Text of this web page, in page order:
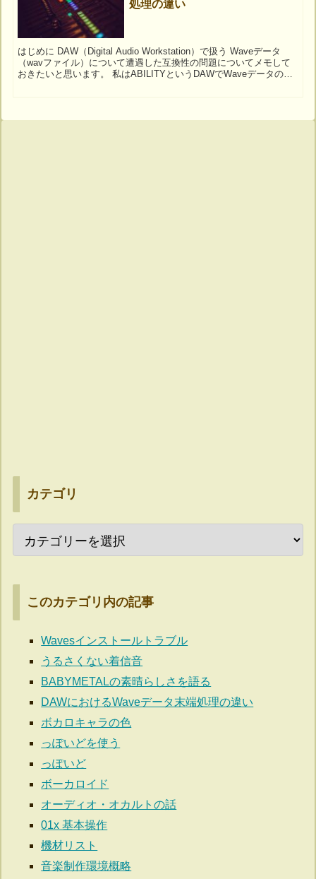
処理の違い
はじめに DAW（Digital Audio Workstation）で扱う Waveデータ
（wavファイル）について遭遇した互換性の問題についてメモして
おきたいと思います。 私はABILITYというDAWでWaveデータの書
カテゴリ
このカテゴリ内の記事
Wavesインストールトラブル
うるさくない着信音
BABYMETALの素晴らしさを語る
DAWにおけるWaveデータ末端処理の違い
ボカロキャラの色
っぽいどを使う
っぽいど
ボーカロイド
オーディオ・オカルトの話
01x 基本操作
機材リスト
音楽制作環境概略